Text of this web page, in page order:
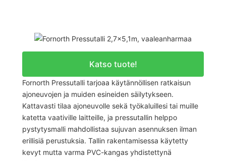
Katso tuote!
Fornorth Pressutalli tarjoaa käytännöllisen ratkaisun
ajoneuvojen ja muiden esineiden säilytykseen.
Kattavasti tilaa ajoneuvolle sekä työkaluillesi tai muille
katetta vaativille laitteille, ja pressutallin helppo
pystytysmalli mahdollistaa sujuvan asennuksen ilman
erillisiä perustuksia. Tallin rakentamisessa käytetty
kevyt mutta varma PVC-kangas yhdistettynä